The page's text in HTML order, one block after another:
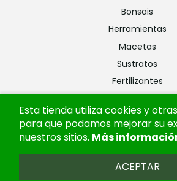
bonsais
herramientas
macetas
sustratos
fertilizantes
alambres
ofertas
Esta tienda utiliza cookies y
para que podamos mejorar su
nuestros sitios. Más
ACEPTAR